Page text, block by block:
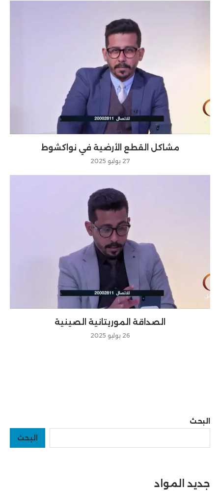
مشاكل القطع الأرضية في نواكشوط
27 يوليو 2025
الصداقة الموريتانية الصينية
26 يوليو 2025
البحث
البحث
جديد المواد